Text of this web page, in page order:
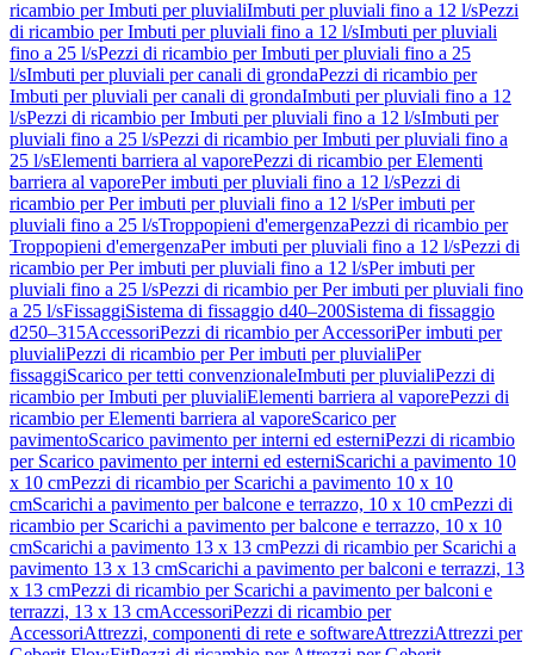
ricambio per Imbuti per pluvialiImbuti per pluviali fino a 12 l/sPezzi
di ricambio per Imbuti per pluviali fino a 12 l/sImbuti per pluviali
fino a 25 l/sPezzi di ricambio per Imbuti per pluviali fino a 25
l/sImbuti per pluviali per canali di grondaPezzi di ricambio per
Imbuti per pluviali per canali di grondaImbuti per pluviali fino a 12
l/sPezzi di ricambio per Imbuti per pluviali fino a 12 l/sImbuti per
pluviali fino a 25 l/sPezzi di ricambio per Imbuti per pluviali fino a
25 l/sElementi barriera al vaporePezzi di ricambio per Elementi
barriera al vaporePer imbuti per pluviali fino a 12 l/sPezzi di
ricambio per Per imbuti per pluviali fino a 12 l/sPer imbuti per
pluviali fino a 25 l/sTroppopieni d'emergenzaPezzi di ricambio per
Troppopieni d'emergenzaPer imbuti per pluviali fino a 12 l/sPezzi di
ricambio per Per imbuti per pluviali fino a 12 l/sPer imbuti per
pluviali fino a 25 l/sPezzi di ricambio per Per imbuti per pluviali fino
a 25 l/sFissaggiSistema di fissaggio d40–200Sistema di fissaggio
d250–315AccessoriPezzi di ricambio per AccessoriPer imbuti per
pluvialiPezzi di ricambio per Per imbuti per pluvialiPer
fissaggiScarico per tetti convenzionaleImbuti per pluvialiPezzi di
ricambio per Imbuti per pluvialiElementi barriera al vaporePezzi di
ricambio per Elementi barriera al vaporeScarico per
pavimentoScarico pavimento per interni ed esterniPezzi di ricambio
per Scarico pavimento per interni ed esterniScarichi a pavimento 10
x 10 cmPezzi di ricambio per Scarichi a pavimento 10 x 10
cmScarichi a pavimento per balcone e terrazzo, 10 x 10 cmPezzi di
ricambio per Scarichi a pavimento per balcone e terrazzo, 10 x 10
cmScarichi a pavimento 13 x 13 cmPezzi di ricambio per Scarichi a
pavimento 13 x 13 cmScarichi a pavimento per balconi e terrazzi, 13
x 13 cmPezzi di ricambio per Scarichi a pavimento per balconi e
terrazzi, 13 x 13 cmAccessoriPezzi di ricambio per
AccessoriAttrezzi, componenti di rete e softwareAttrezziAttrezzi per